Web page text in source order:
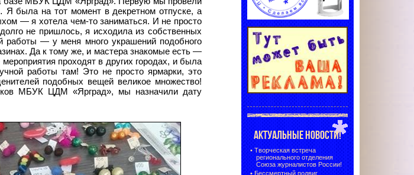
была на тот момент в декретном отпуске, а
— я хотела чем-то заниматься. И не просто
не пришлось, я исходила из собственных
работы — у меня много украшений подобного
Да к тому же, и мастера знакомые есть —
проходят в других городах, и была
работы там! Это не просто ярмарки, это
подобных вещей великое множество!
МБУК ЦДМ «Ярград», мы назначили дату
АКТУАЛЬНЫЕ НОВОСТИ!
• Творческая встреча
регионального отделения
Союза журналистов России!
• Бессмертный подвиг